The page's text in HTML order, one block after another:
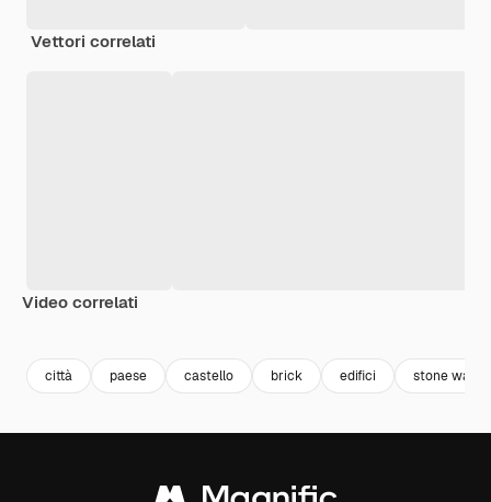
Vettori correlati
Video correlati
città paese castello brick edifici stone wall